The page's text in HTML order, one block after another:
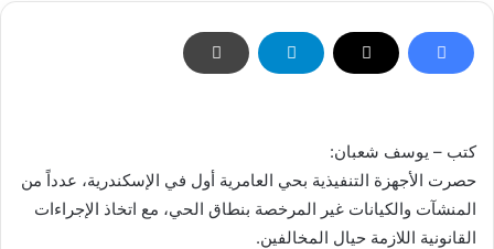
كتب – يوسف شعبان:
حصرت الأجهزة التنفيذية بحي العامرية أول في الإسكندرية، عدداً من
المنشآت والكيانات غير المرخصة بنطاق الحي، مع اتخاذ الإجراءات
القانونية اللازمة حيال المخالفين.